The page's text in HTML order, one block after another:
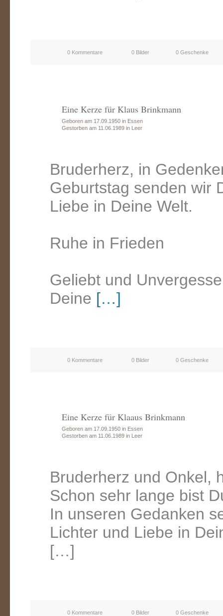
0 Kommentare 0 Bilder 0 Geschenke
Eine Kerze für Klaus Brinkmann
Geboren am 17.09.1950 in Essen
Gestorben am 11.06.1989 in Leer
Bruderherz, in
Geburtstag senden wir
Liebe in Deine Welt.
Ruhe in Frieden
Geliebt und
Deine […]
0 Kommentare 0 Bilder 0 Geschenke
Eine Kerze für Klaaus Brinkmann
Geboren am 17.09.1950 in Essen
Gestorben am 11.06.1989 in Leer
Bruderherz und Onkel,
Schon sehr lange bist
In unseren Gedanken
Lichter und Liebe in
[…]
0 Kommentare 0 Bilder 0 Geschenke